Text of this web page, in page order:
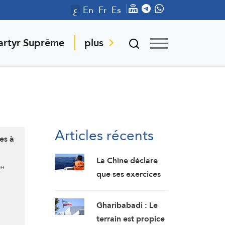
ع En Fr Es
Suprême plus
à
Articles récents
La Chine déclare
que ses exercices
de Chine
méridionale
Gharibabadi : Le
terrain est propice